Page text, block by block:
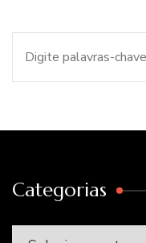
Categorias
Categorias